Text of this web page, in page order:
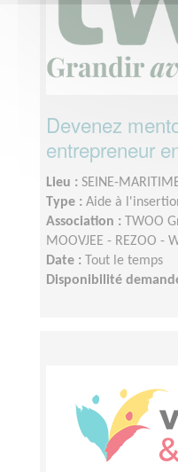
Devenez
entrepreneur
Lieu : SEINE-
Type : Aide à
Association :
TWOO
MOOVJEE - REZOO -
Date :
Tout le temps
Disponibilité